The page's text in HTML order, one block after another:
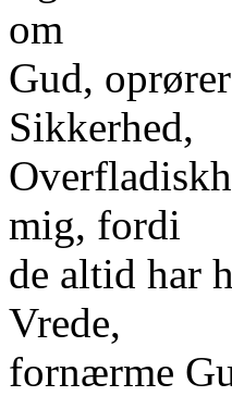
om
Gud,
Sikkerhed,
mig, fordi
de altid har
Vrede,
fornærme